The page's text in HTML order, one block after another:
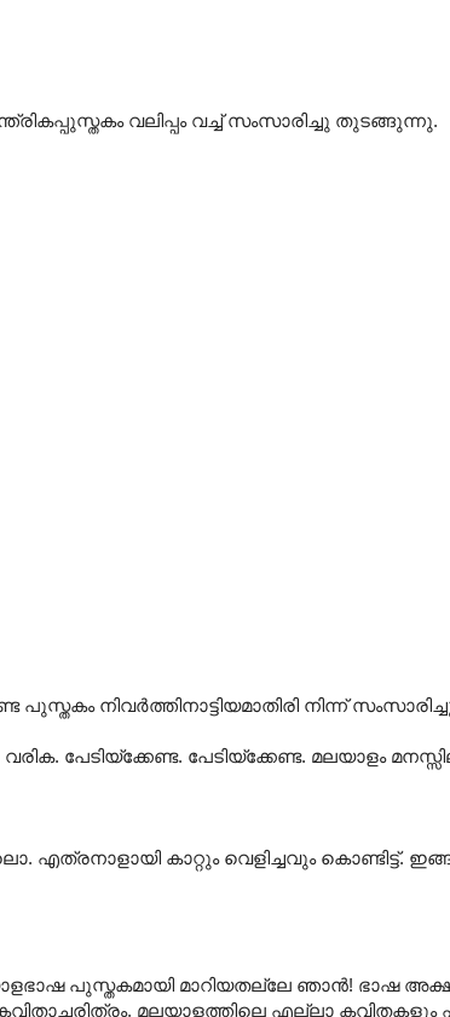
വലിപ്പം വച്ച് സംസാരിച്ചു തുടങ്ങുന്നു.
നിവർത്തിനാട്ടിയമാതിരി നിന്ന്
പേടിയ്ക്കേണ്ട. പേടിയ്ക്കേണ്ട. മലയാളം
എത്രനാളായി കാറ്റും വെളിച്ചവും കൊണ്ടിട്ട്.
പുസ്തകമായി മാറിയതല്ലേ ഞാൻ! ഭാഷ
മലയാളത്തിലെ എല്ലാ കവിതകളും